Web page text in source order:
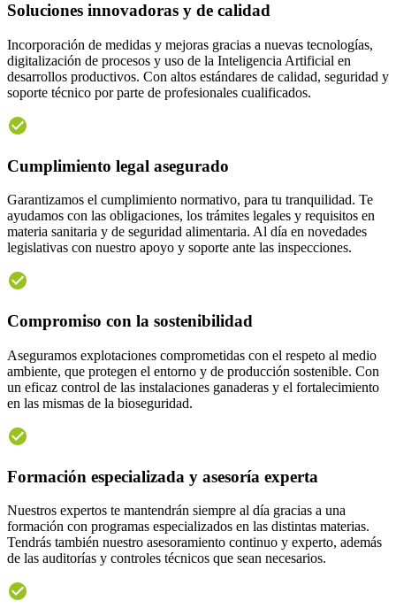
Soluciones innovadoras y de calidad
Incorporación de medidas y mejoras gracias a nuevas tecnologías,
digitalización de procesos y uso de la Inteligencia Artificial en
desarrollos productivos. Con altos estándares de calidad, seguridad y
soporte técnico por parte de profesionales cualificados.
Cumplimiento legal asegurado
Garantizamos el cumplimiento normativo, para tu tranquilidad. Te
ayudamos con las obligaciones, los trámites legales y requisitos en
materia sanitaria y de seguridad alimentaria. Al día en novedades
legislativas con nuestro apoyo y soporte ante las inspecciones.
Compromiso con la sostenibilidad
Aseguramos explotaciones comprometidas con el respeto al medio
ambiente, que protegen el entorno y de producción sostenible. Con
un eficaz control de las instalaciones ganaderas y el fortalecimiento
en las mismas de la bioseguridad.
Formación especializada y asesoría experta
Nuestros expertos te mantendrán siempre al día gracias a una
formación con programas especializados en las distintas materias.
Tendrás también nuestro asesoramiento continuo y experto, además
de las auditorías y controles técnicos que sean necesarios.